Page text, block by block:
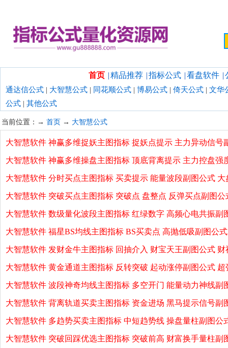
首页 | 精品推荐 | 指标公式 | 看盘软件 |
通达信公式 | 大智慧公式 | 同花顺公式 | 博易公式 | 倚天公式 | 文华
公式 | 其他公式
当前位置：→ 首页 → 大智慧公式
大智慧软件 神赢多维捉妖主图指标 捉妖点提示 主力异动信号
大智慧软件 神赢多维操盘主图指标 顶底背离提示 主力控盘强
大智慧软件 分时买点主图指标 买卖提示 能量波段副图公式
大智慧软件 突破买点主图指标 突破点 盘整点 反弹买点副图
大智慧软件 数级量化波段主图指标 红绿数字 高频心电共振副
大智慧软件 福星BS均线主图指标 BS买卖点 高抛低吸副图公
大智慧软件 发财金牛主图指标 回抽介入 财宝天王副图公式
大智慧软件 黄金通道主图指标 反转突破 起动涨停副图公式
大智慧软件 波段神奇均线主图指标 多空开门 能量动力神线副
大智慧软件 背离轨道买卖主图指标 资金进场 黑马提示信号副
大智慧软件 多趋势买卖主图指标 中短趋势线 操盘量柱副图公
大智慧软件 突破回踩优选主图指标 突破前高 财富换手量柱副